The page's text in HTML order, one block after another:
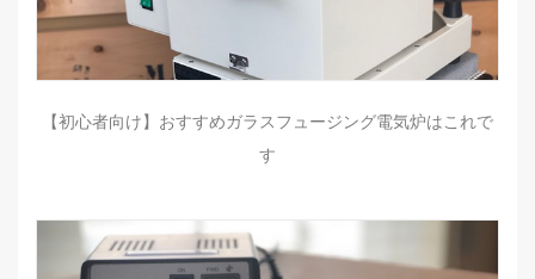
【初心者向け】おすすめガラスフュージング電気炉はこれで
す